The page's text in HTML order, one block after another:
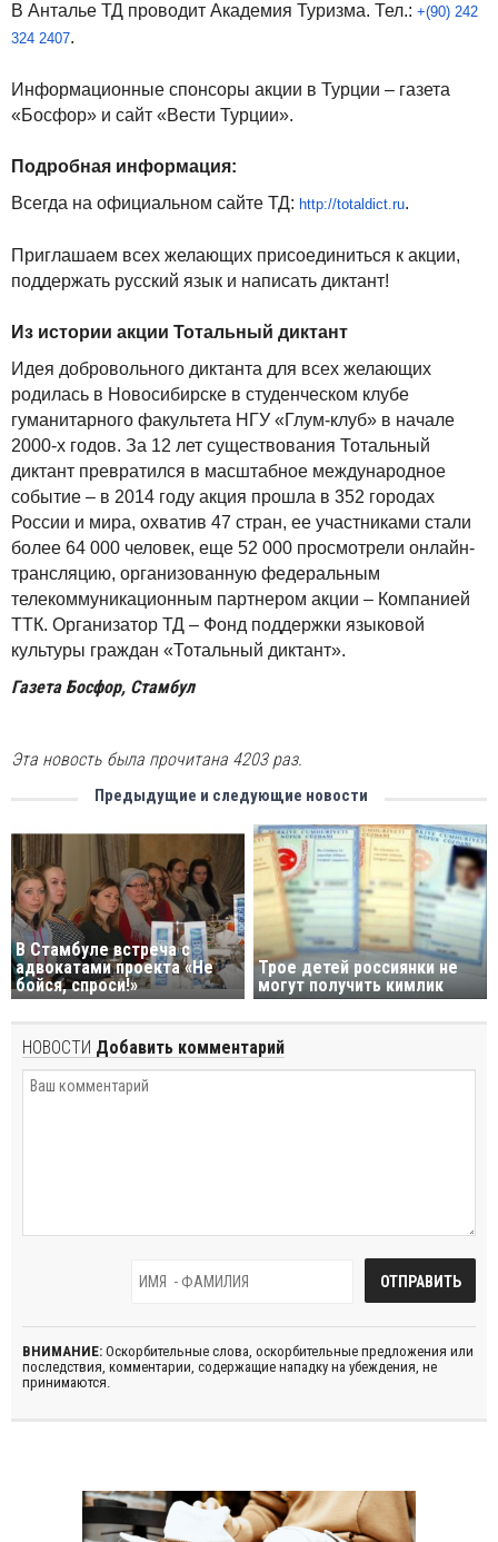
В Анталье ТД проводит Академия Туризма. Тел.: +(90) 242
324 2407.
Информационные спонсоры акции в Турции – газета
«Босфор» и сайт «Вести Турции».
Подробная информация:
Всегда на официальном сайте ТД: http://totaldict.ru.
Приглашаем всех желающих присоединиться к акции,
поддержать русский язык и написать диктант!
Из истории акции Тотальный диктант
Идея добровольного диктанта для всех желающих
родилась в Новосибирске в студенческом клубе
гуманитарного факультета НГУ «Глум-клуб» в начале
2000-х годов. За 12 лет существования Тотальный
диктант превратился в масштабное международное
событие – в 2014 году акция прошла в 352 городах
России и мира, охватив 47 стран, ее участниками стали
более 64 000 человек, еще 52 000 просмотрели онлайн-
трансляцию, организованную федеральным
телекоммуникационным партнером акции – Компанией
ТТК. Организатор ТД – Фонд поддержки языковой
культуры граждан «Тотальный диктант».
Газета Босфор, Стамбул
Эта новость была прочитана 4203 раз.
Предыдущие и следующие новости
В Стамбуле встреча с
адвокатами проекта «Не
бойся, спроси!»
Трое детей россиянки не
могут получить кимлик
НОВОСТИ Добавить комментарий
ВНИМАНИЕ: Оскорбительные слова, оскорбительные предложения или
последствия, комментарии, содержащие нападку на убеждения, не
принимаются.